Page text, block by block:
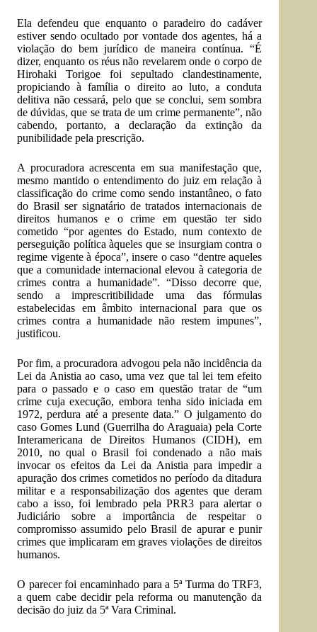
Ela defendeu que enquanto o paradeiro do cadáver
estiver sendo ocultado por vontade dos agentes, há a
violação do bem jurídico de maneira contínua. “É
dizer, enquanto os réus não revelarem onde o corpo de
Hirohaki Torigoe foi sepultado clandestinamente,
propiciando à família o direito ao luto, a conduta
delitiva não cessará, pelo que se conclui, sem sombra
de dúvidas, que se trata de um crime permanente”, não
cabendo, portanto, a declaração da extinção da
punibilidade pela prescrição.
A procuradora acrescenta em sua manifestação que,
mesmo mantido o entendimento do juiz em relação à
classificação do crime como sendo instantâneo, o fato
do Brasil ser signatário de tratados internacionais de
direitos humanos e o crime em questão ter sido
cometido “por agentes do Estado, num contexto de
perseguição política àqueles que se insurgiam contra o
regime vigente à época”, insere o caso “dentre aqueles
que a comunidade internacional elevou à categoria de
crimes contra a humanidade”. “Disso decorre que,
sendo a imprescritibilidade uma das fórmulas
estabelecidas em âmbito internacional para que os
crimes contra a humanidade não restem impunes”,
justificou.
Por fim, a procuradora advogou pela não incidência da
Lei da Anistia ao caso, uma vez que tal lei tem efeito
para o passado e o caso em questão tratar de “um
crime cuja execução, embora tenha sido iniciada em
1972, perdura até a presente data.” O julgamento do
caso Gomes Lund (Guerrilha do Araguaia) pela Corte
Interamericana de Direitos Humanos (CIDH), em
2010, no qual o Brasil foi condenado a não mais
invocar os efeitos da Lei da Anistia para impedir a
apuração dos crimes cometidos no período da ditadura
militar e a responsabilização dos agentes que deram
cabo a isso, foi lembrado pela PRR3 para alertar o
Judiciário sobre a importância de respeitar o
compromisso assumido pelo Brasil de apurar e punir
crimes que implicaram em graves violações de direitos
humanos.
O parecer foi encaminhado para a 5ª Turma do TRF3,
a quem cabe decidir pela reforma ou manutenção da
decisão do juiz da 5ª Vara Criminal.